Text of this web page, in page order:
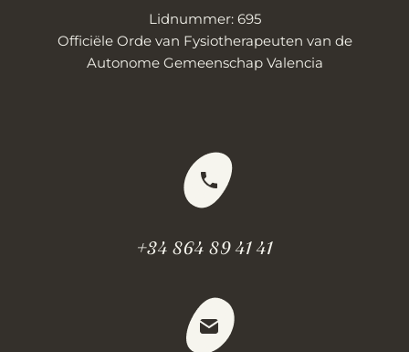
Lidnummer: 695
Officiële Orde van Fysiotherapeuten van de
Autonome Gemeenschap Valencia
+34 864 89 41 41